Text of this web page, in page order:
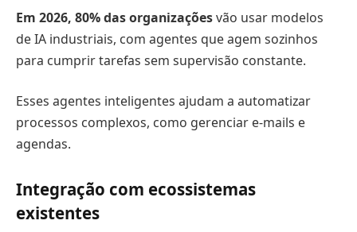
Em 2026, 80% das organizaçõesvão usar modelos
de IA industriais, com agentes que agem sozinhos
para cumprir tarefas sem supervisão constante.
Esses agentes inteligentes ajudam a automatizar
processos complexos, como gerenciar e-mails e
agendas.
Integração com ecossistemas
existentes